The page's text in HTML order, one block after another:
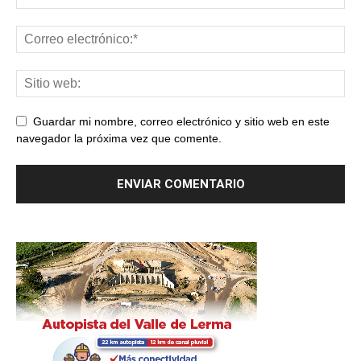
Guardar mi nombre, correo electrónico y sitio web en este
navegador la próxima vez que comente.